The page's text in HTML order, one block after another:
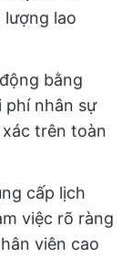
lượng lao
bằng
phí nhân sự
trên toàn
cấp lịch
việc rõ ràng
viên cao